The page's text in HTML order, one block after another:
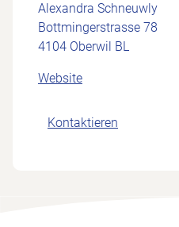
Alexandra Schneuwly
Bottmingerstrasse 78
4104 Oberwil BL
Website
Kontaktieren